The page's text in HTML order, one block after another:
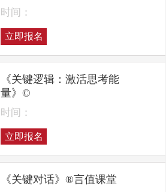
时间：
立即报名
《关键逻辑：激活思考能
量》©
时间：
立即报名
《关键对话》®言值课堂